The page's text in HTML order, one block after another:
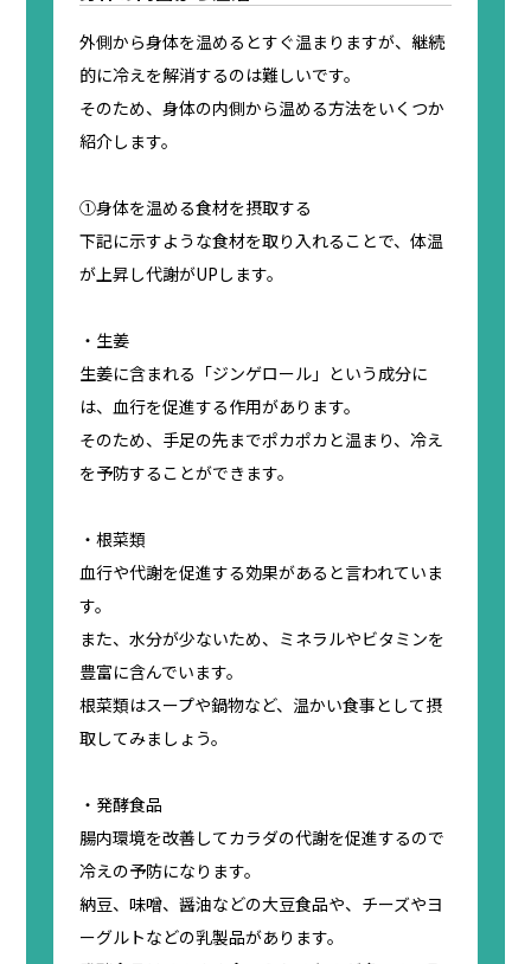
外側から身体を温めるとすぐ温まりますが、継続
的に冷えを解消するのは難しいです。
そのため、身体の内側から温める方法をいくつか
紹介します。
①身体を温める食材を摂取する
下記に示すような食材を取り入れることで、体温
が上昇し代謝がUPします。
・生姜
生姜に含まれる「ジンゲロール」という成分に
は、血行を促進する作用があります。
そのため、手足の先までポカポカと温まり、冷え
を予防することができます。
・根菜類
血行や代謝を促進する効果があると言われていま
す。
また、水分が少ないため、ミネラルやビタミンを
豊富に含んでいます。
根菜類はスープや鍋物など、温かい食事として摂
取してみましょう。
・発酵食品
腸内環境を改善してカラダの代謝を促進するので
冷えの予防になります。
納豆、味噌、醤油などの大豆食品や、チーズやヨ
ーグルトなどの乳製品があります。